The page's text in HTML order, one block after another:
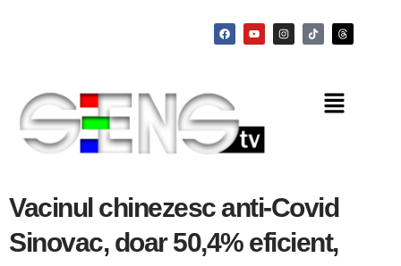
Vacinul chinezesc anti-Covid
Sinovac, doar 50,4% eficient,